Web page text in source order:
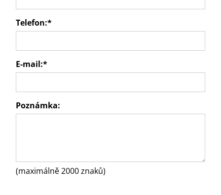
Telefon:*
E-mail:*
Poznámka:
(maximálně 2000 znaků)